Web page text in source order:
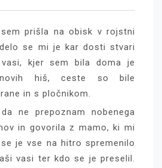
prišla na obisk v rojstni
se mi je kar dosti stvari
vasi, kjer sem bila doma je
hiš, ceste so bile
in s pločnikom.
ne prepoznam nobenega
in govorila z mamo, ki mi
je vse na hitro spremenilo
vasi ter kdo se je preselil.